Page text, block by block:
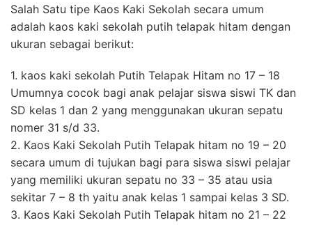
Salah Satu tipe Kaos Kaki Sekolah secara umum
adalah kaos kaki sekolah putih telapak hitam dengan
ukuran sebagai berikut:
1. kaos kaki sekolah Putih Telapak Hitam no 17 – 18
Umumnya cocok bagi anak pelajar siswa siswi TK dan
SD kelas 1 dan 2 yang menggunakan ukuran sepatu
nomer 31 s/d 33.
2. Kaos Kaki Sekolah Putih Telapak hitam no 19 – 20
secara umum di tujukan bagi para siswa siswi pelajar
yang memiliki ukuran sepatu no 33 – 35 atau usia
sekitar 7 – 8 th yaitu anak kelas 1 sampai kelas 3 SD.
3. Kaos Kaki Sekolah Putih Telapak hitam no 21 – 22